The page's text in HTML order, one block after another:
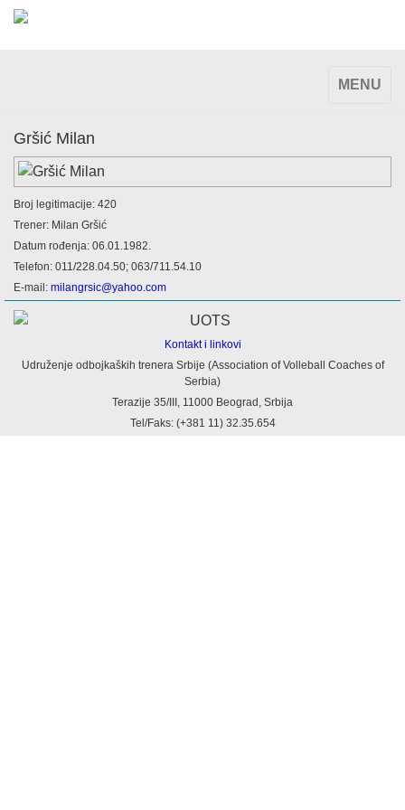
TOGGLE
MENU
Gršić Milan
Broj legitimacije: 420
Trener: Milan Gršić
Datum rođenja: 06.01.1982.
Telefon: 011/228.04.50; 063/711.54.10
E-mail: milangrsic@yahoo.com
Kontakt i linkovi
Udruženje odbojkaških trenera Srbije (Association of Volleball Coaches of
Serbia)
Terazije 35/III, 11000 Beograd, Srbija
Tel/Faks: (+381 11) 32.35.654